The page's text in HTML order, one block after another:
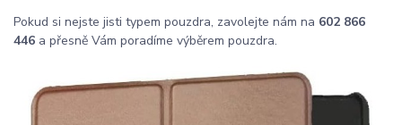
Pokud si nejste jisti typem pouzdra, zavolejte nám na 602 866
446 a přesně Vám poradíme výběrem pouzdra.